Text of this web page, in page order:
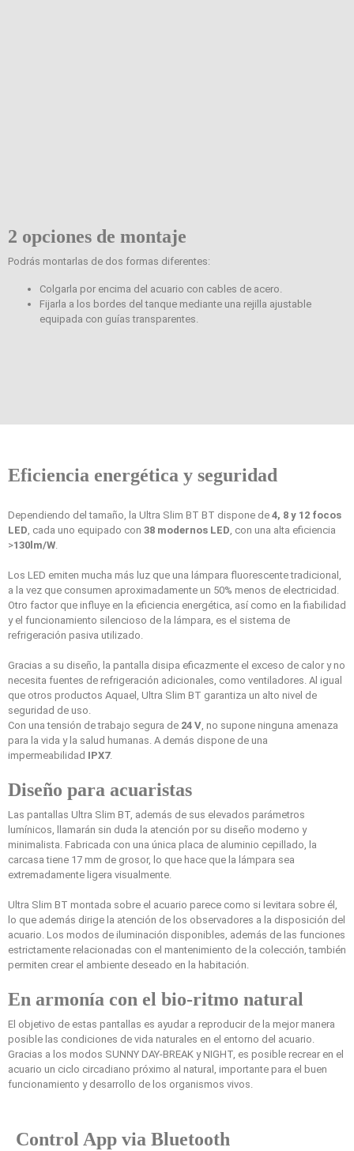
2 opciones de montaje
Podrás montarlas de dos formas diferentes:
Colgarla por encima del acuario con cables de acero.
Fijarla a los bordes del tanque mediante una rejilla ajustable
equipada con guías transparentes.
Eficiencia energética y seguridad
Dependiendo del tamaño, la Ultra Slim BT BT dispone de 4, 8 y 12 focos
LED, cada uno equipado con 38 modernos LED, con una alta eficiencia
>130lm/W.
Los LED emiten mucha más luz que una lámpara fluorescente tradicional,
a la vez que consumen aproximadamente un 50% menos de electricidad.
Otro factor que influye en la eficiencia energética, así como en la fiabilidad
y el funcionamiento silencioso de la lámpara, es el sistema de
refrigeración pasiva utilizado.
Gracias a su diseño, la pantalla disipa eficazmente el exceso de calor y no
necesita fuentes de refrigeración adicionales, como ventiladores. Al igual
que otros productos Aquael, Ultra Slim BT garantiza un alto nivel de
seguridad de uso.
Con una tensión de trabajo segura de 24 V, no supone ninguna amenaza
para la vida y la salud humanas. A demás dispone de una
impermeabilidad IPX7.
Diseño para acuaristas
Las pantallas Ultra Slim BT, además de sus elevados parámetros
lumínicos, llamarán sin duda la atención por su diseño moderno y
minimalista. Fabricada con una única placa de aluminio cepillado, la
carcasa tiene 17 mm de grosor, lo que hace que la lámpara sea
extremadamente ligera visualmente.
Ultra Slim BT montada sobre el acuario parece como si levitara sobre él,
lo que además dirige la atención de los observadores a la disposición del
acuario. Los modos de iluminación disponibles, además de las funciones
estrictamente relacionadas con el mantenimiento de la colección, también
permiten crear el ambiente deseado en la habitación.
En armonía con el bio-ritmo natural
El objetivo de estas pantallas es ayudar a reproducir de la mejor manera
posible las condiciones de vida naturales en el entorno del acuario.
Gracias a los modos SUNNY DAY-BREAK y NIGHT, es posible recrear en el
acuario un ciclo circadiano próximo al natural, importante para el buen
funcionamiento y desarrollo de los organismos vivos.
Control App via Bluetooth